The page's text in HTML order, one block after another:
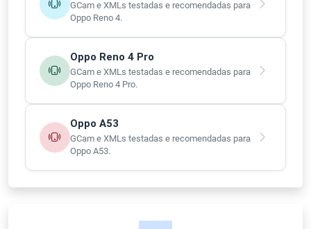
GCam e XMLs testadas e recomendadas para
Oppo Reno 4.
Oppo Reno 4 Pro
GCam e XMLs testadas e recomendadas para
Oppo Reno 4 Pro.
Oppo A53
GCam e XMLs testadas e recomendadas para
Oppo A53.